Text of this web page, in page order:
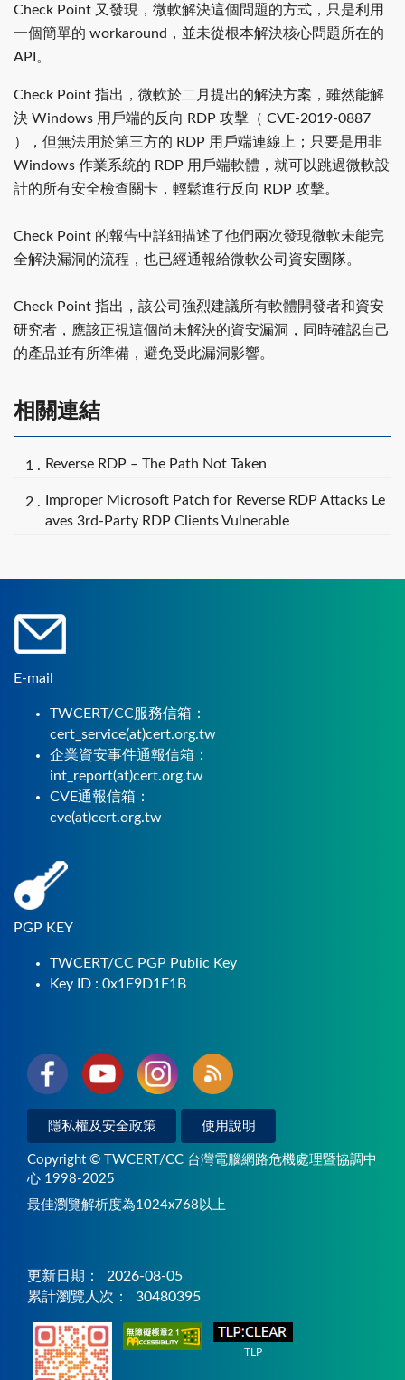
Check Point 又發現，微軟解決這個問題的方式，只是利用
一個簡單的 workaround，並未從根本解決核心問題所在的
API。
Check Point 指出，微軟於二月提出的解決方案，雖然能解
決 Windows 用戶端的反向 RDP 攻擊（ CVE-2019-0887
），但無法用於第三方的 RDP 用戶端連線上；只要是用非
Windows 作業系統的 RDP 用戶端軟體，就可以跳過微軟設
計的所有安全檢查關卡，輕鬆進行反向 RDP 攻擊。
Check Point 的報告中詳細描述了他們兩次發現微軟未能完
全解決漏洞的流程，也已經通報給微軟公司資安團隊。
Check Point 指出，該公司強烈建議所有軟體開發者和資安
研究者，應該正視這個尚未解決的資安漏洞，同時確認自己
的產品並有所準備，避免受此漏洞影響。
相關連結
Reverse RDP – The Path Not Taken
Improper Microsoft Patch for Reverse RDP Attacks Le
aves 3rd-Party RDP Clients Vulnerable
E-mail
TWCERT/CC服務信箱：
cert_service(at)cert.org.tw
企業資安事件通報信箱：
int_report(at)cert.org.tw
CVE通報信箱：
cve(at)cert.org.tw
PGP KEY
TWCERT/CC PGP Public Key
Key ID : 0x1E9D1F1B
隱私權及安全政策 使用說明
Copyright © TWCERT/CC 台灣電腦網路危機處理暨協調中
心 1998-2025
最佳瀏覽解析度為1024x768以上
更新日期：
2026-08-05
累計瀏覽人次：
30480395
TLP